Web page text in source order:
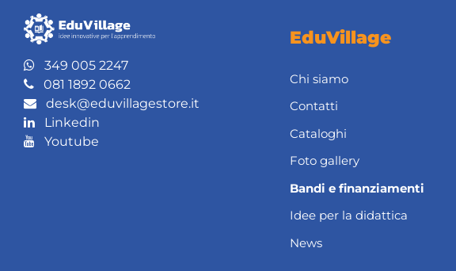
349 005 2247
081 1892 0662
desk@eduvillagestore.it
Linkedin
Youtube
EduVillage
Chi siamo
Contatti
Cataloghi
Foto gallery
Bandi e finanziamenti
Idee per la didattica
News